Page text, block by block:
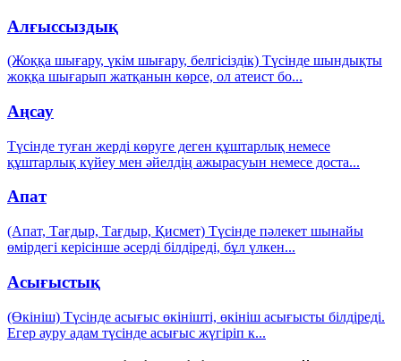
Алғыссыздық
(Жоққа шығару, үкім шығару, белгісіздік) Түсінде шындықты
жоққа шығарып жатқанын көрсе, ол атеист бо...
Аңсау
Түсінде туған жерді көруге деген құштарлық немесе
құштарлық күйеу мен әйелдің ажырасуын немесе доста...
Апат
(Апат, Тағдыр, Тағдыр, Қисмет) Түсінде пәлекет шынайы
өмірдегі керісінше әсерді білдіреді, бұл үлкен...
Асығыстық
(Өкініш) Түсінде асығыс өкінішті, өкініш асығысты білдіреді.
Егер ауру адам түсінде асығыс жүгіріп к...